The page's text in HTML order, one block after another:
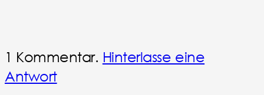
1 Kommentar. Hinterlasse eine
Antwort